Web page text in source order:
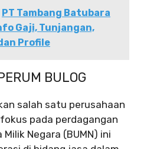
PT Tambang Batubara
Gaji, Tunjangan,
Profile
BULOG
salah satu perusahaan
pada perdagangan
Negara (BUMN) ini